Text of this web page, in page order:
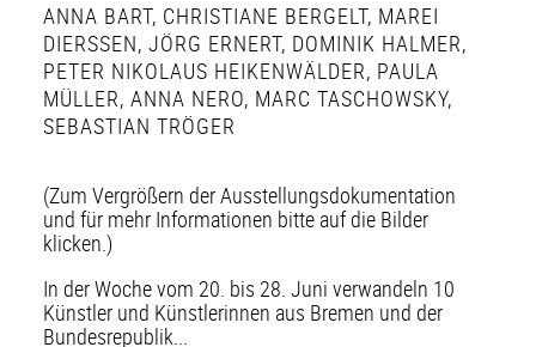
ANNA BART, CHRISTIANE BERGELT, MAREI
DIERSSEN , JÖRG ERNERT, DOMINIK HALMER,
PETER NIKOLAUS HEIKENWÄLDER, PAULA
MÜLLER, ANNA NERO, MARC TASCHOWSKY,
SEBASTIAN TRÖGER
(Zum Vergrößern der Ausstellungsdokumentation
und für mehr Informationen bitte auf die Bilder
klicken.)
In der Woche vom 20. bis 28. Juni verwandeln 10
Künstler und Künstlerinnen aus Bremen und der
Bundesrepublik...